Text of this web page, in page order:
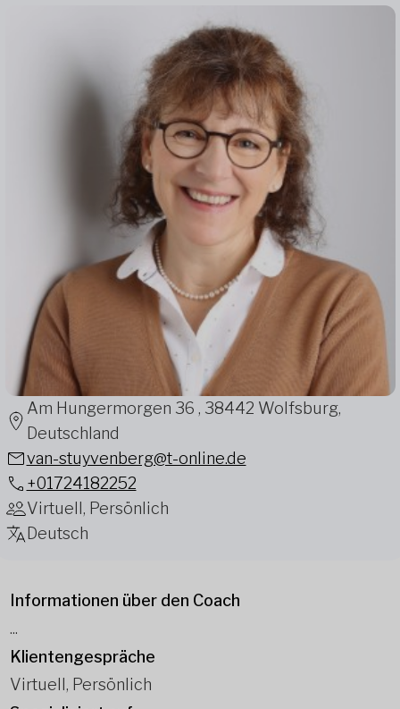
Am Hungermorgen 36 , 38442 Wolfsburg,
Deutschland
van-stuyvenberg@t-online.de
+01724182252
Virtuell, Persönlich
Deutsch
Informationen über den Coach
...
Klientengespräche
Virtuell, Persönlich